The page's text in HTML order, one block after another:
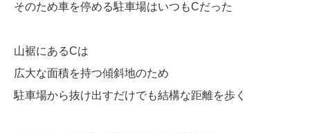
そのため車を停める駐車場はいつもCだった
山裾にあるCは
広大な面積を持つ傾斜地のため
駐車場から抜け出すだけでも結構な距離を歩く